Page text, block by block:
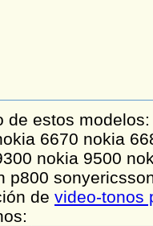
de estos
6670 nokia
nokia 9500
p800
de video-tonos